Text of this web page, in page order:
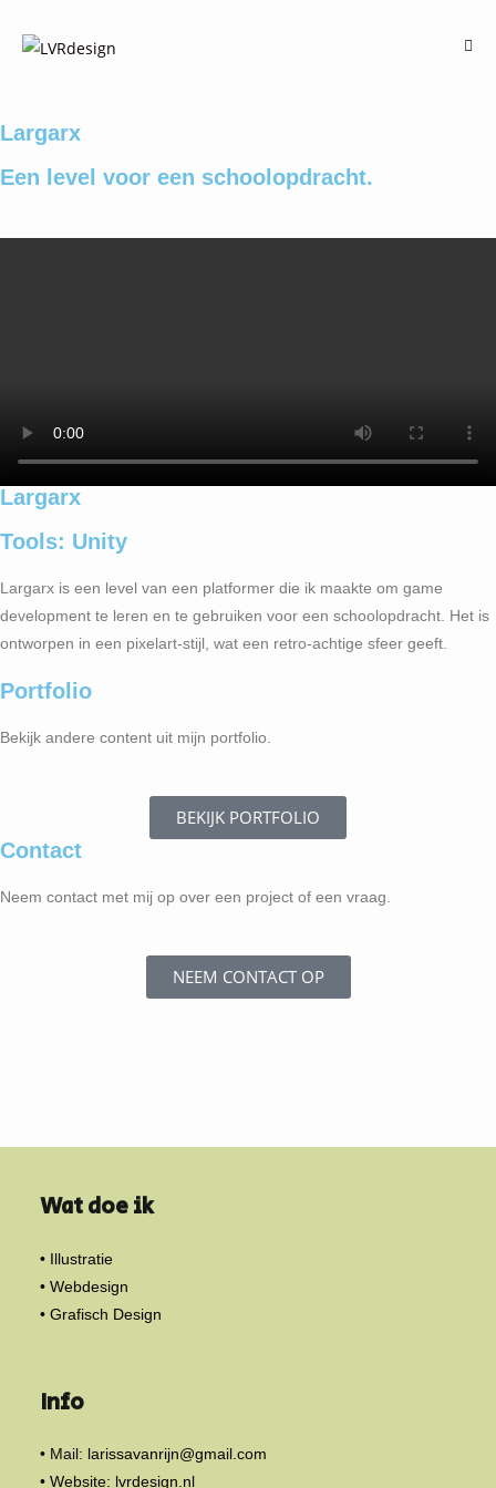
Largarx
Een level voor een schoolopdracht.
Largarx
Tools: Unity
Largarx is een level van een platformer die ik maakte om game
development te leren en te gebruiken voor een schoolopdracht. Het is
ontworpen in een pixelart-stijl, wat een retro-achtige sfeer geeft.
Portfolio
Bekijk andere content uit mijn portfolio.
BEKIJK PORTFOLIO
Contact
Neem contact met mij op over een project of een vraag.
NEEM CONTACT OP
Wat doe ik
• Illustratie
• Webdesign
• Grafisch Design
Info
• Mail: larissavanrijn@gmail.com
• Website: lvrdesign.nl